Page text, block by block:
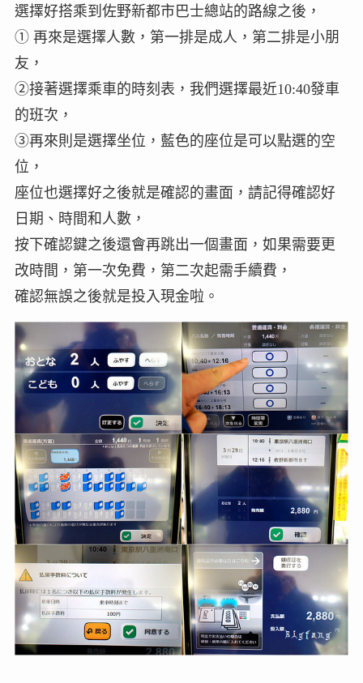
選擇好搭乘到佐野新都市巴士總站的路線之後，
① 再來是選擇人數，第一排是成人，第二排是小朋
友，
②接著選擇乘車的時刻表，我們選擇最近10:40發車
的班次，
③再來則是選擇坐位，藍色的座位是可以點選的空
位，
座位也選擇好之後就是確認的畫面，請記得確認好
日期、時間和人數，
按下確認鍵之後還會再跳出一個畫面，如果需要更
改時間，第一次免費，第二次起需手續費，
確認無誤之後就是投入現金啦。